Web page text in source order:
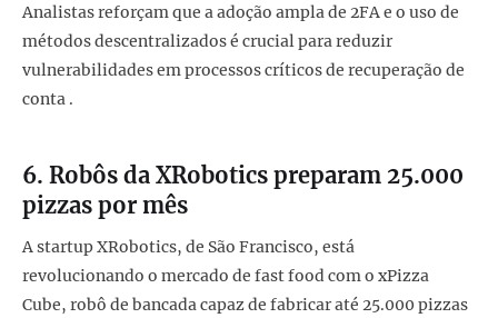
Analistas reforçam que a adoção ampla de 2FA e o uso de
métodos descentralizados é crucial para reduzir
vulnerabilidades em processos críticos de recuperação de
conta .
6. Robôs da XRobotics preparam 25.000
pizzas por mês
A startup XRobotics, de São Francisco, está
revolucionando o mercado de fast food com o xPizza
Cube, robô de bancada capaz de fabricar até 25.000 pizzas